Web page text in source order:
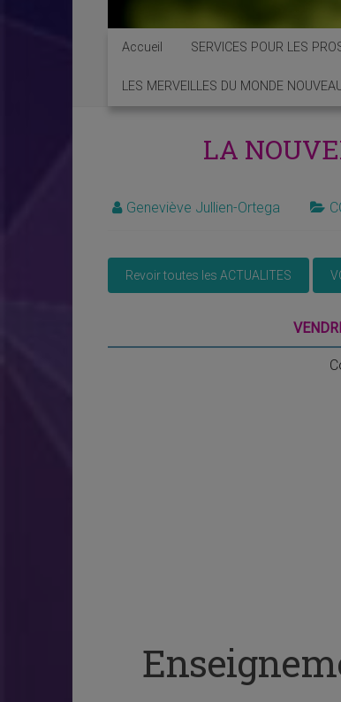
Accueil SERVICES POUR LES
LES MERVEILLES DU MONDE
LA
Geneviève Jullien-Ortega